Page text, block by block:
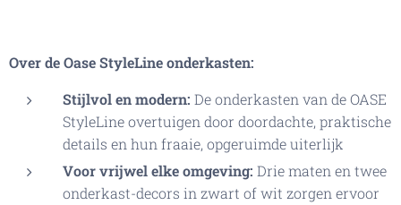
Over de OaseStyleLineonderkasten:
Stijlvol en modern: De onderkasten van de OASE
StyleLine overtuigen door doordachte, praktische
details en hun fraaie, opgeruimde uiterlijk
Voor vrijwel elke omgeving: Drie maten en twee
onderkast-decors in zwart of wit zorgen ervoor